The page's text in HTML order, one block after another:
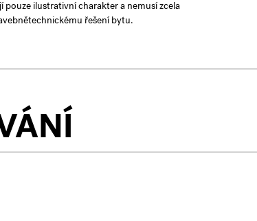
pouze ilustrativní charakter a nemusí zcela
řešení bytu.